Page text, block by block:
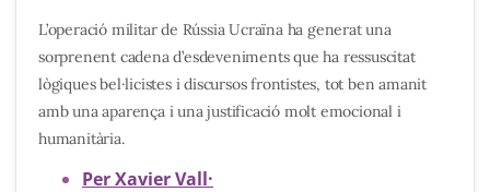
L’operació militar de Rússia Ucraïna ha generat una
sorprenent cadena d’esdeveniments que ha ressuscitat
lògiques bel·licistes i discursos frontistes, tot ben amanit
amb una aparença i una justificació molt emocional i
humanitària.
Per Xavier Vall·